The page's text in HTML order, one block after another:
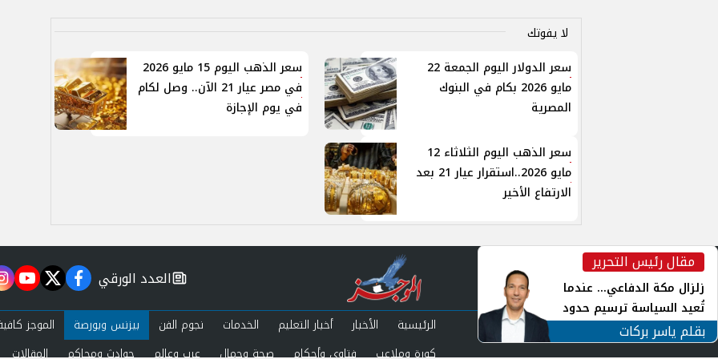
لا يفوتك
سعر الدولار اليوم الجمعة 22
مايو 2026 بكام في البنوك
المصرية
سعر الذهب اليوم 15 مايو 2026
في مصر عيار 21 الآن.. وصل لكام
في يوم الإجازة
سعر الذهب اليوم الثلاثاء 12
مايو 2026..استقرار عيار 21 بعد
الارتفاع الأخير
مقال رئيس التحرير
زلزال مكة الدفاعي... عندما
تُعيد السياسة ترسيم حدود
الأمن القومي العربي
بقلم ياسر بركات
newspaper
العدد الورقي facebook
twitter
الرئيسية الأخبار أخبار التعليم الخدمات نجوم الفن بيزنس وبورصة
الموجز
كورة وملاعب
فتاوى وأحكام صحة وجمال عرب وعالم حوادث ومحاكم المقالات